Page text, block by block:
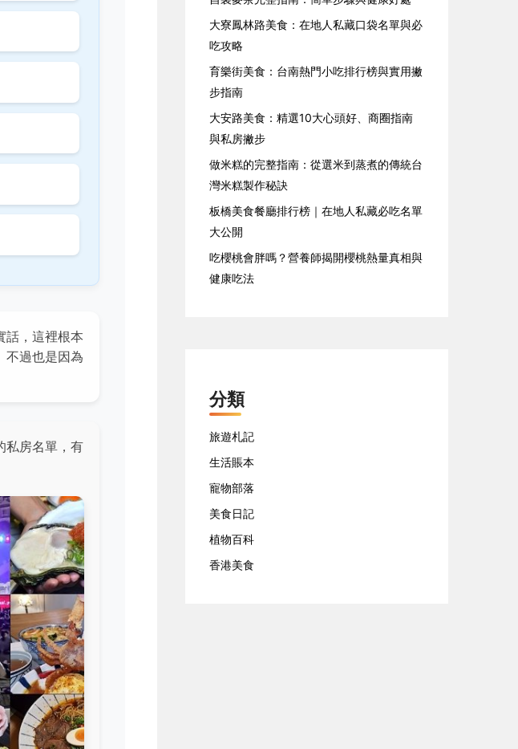
話，這裡根本
不過也是因為
私房名單，有
大寮鳳林路美食：在地人私藏口袋名單與必
吃攻略
育樂街美食：台南熱門小吃排行榜與實用撇
步指南
大安路美食：精選10大心頭好、商圈指南
與私房撇步
做米糕的完整指南：從選米到蒸煮的傳統台
灣米糕製作秘訣
板橋美食餐廳排行榜｜在地人私藏必吃名單
大公開
吃櫻桃會胖嗎？營養師揭開櫻桃熱量真相與
健康吃法
分類
旅遊札記
生活賬本
寵物部落
美食日記
植物百科
香港美食